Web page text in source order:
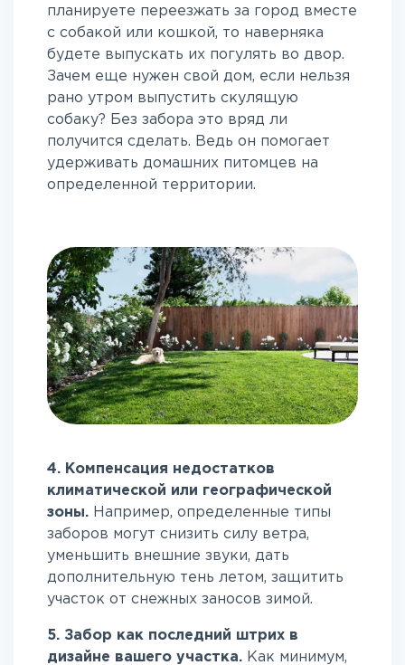
планируете переезжать за город вместе
с собакой или кошкой, то наверняка
будете выпускать их погулять во двор.
Зачем еще нужен свой дом, если нельзя
рано утром выпустить скулящую
собаку? Без забора это вряд ли
получится сделать. Ведь он помогает
удерживать домашних питомцев на
определенной территории.
4. Компенсация недостатков
климатической или географической
зоны. Например, определенные типы
заборов могут снизить силу ветра,
уменьшить внешние звуки, дать
дополнительную тень летом, защитить
участок от снежных заносов зимой.
5. Забор как последний штрих в
дизайне вашего участка. Как минимум,